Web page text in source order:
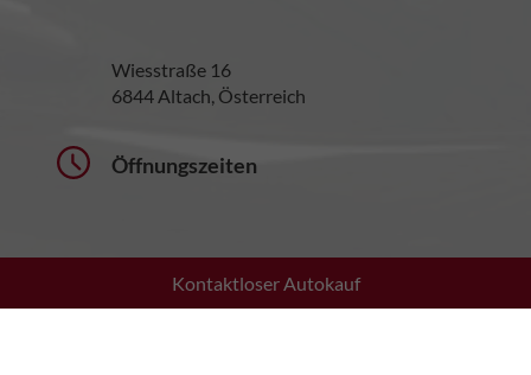
Kontaktloser Autokauf
Wiesstraße 16
6844 Altach, Österreich
Öffnungszeiten